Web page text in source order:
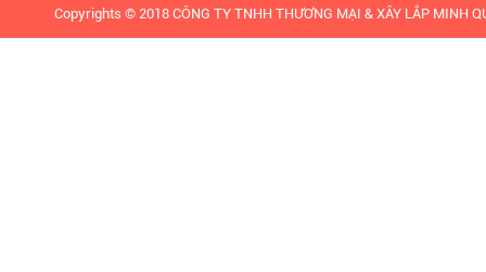
Copyrights © 2018 CÔNG TY TNHH THƯƠNG MẠI & XÂY LẮP MINH